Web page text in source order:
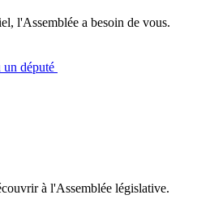
l'Assemblée a besoin de vous.
un député
à l'Assemblée législative.